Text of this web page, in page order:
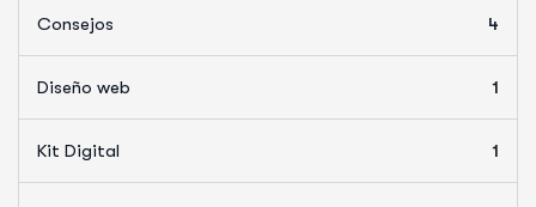
Consejos 4
Diseño web 1
Kit Digital 1